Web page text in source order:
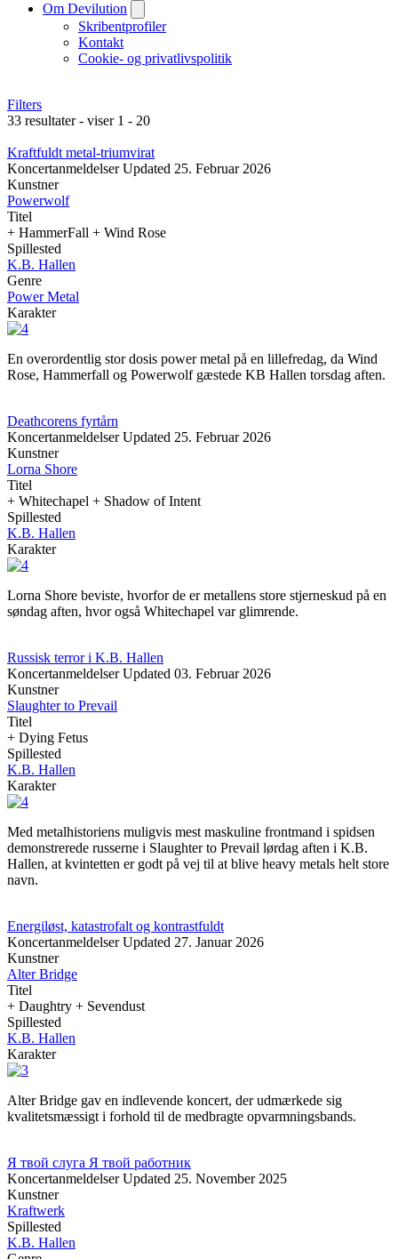
Om Devilution
Skribentprofiler
Kontakt
Cookie- og privatlivspolitik
Filters
33 resultater - viser 1 - 20
Kraftfuldt metal-triumvirat
Koncertanmeldelser Updated 25. Februar 2026
Kunstner
Powerwolf
Titel
+ HammerFall + Wind Rose
Spillested
K.B. Hallen
Genre
Power Metal
Karakter
En overordentlig stor dosis power metal på en lillefredag, da Wind
Rose, Hammerfall og Powerwolf gæstede KB Hallen torsdag aften.
Deathcorens fyrtårn
Koncertanmeldelser Updated 25. Februar 2026
Kunstner
Lorna Shore
Titel
+ Whitechapel + Shadow of Intent
Spillested
K.B. Hallen
Karakter
Lorna Shore beviste, hvorfor de er metallens store stjerneskud på en
søndag aften, hvor også Whitechapel var glimrende.
Russisk terror i K.B. Hallen
Koncertanmeldelser Updated 03. Februar 2026
Kunstner
Slaughter to Prevail
Titel
+ Dying Fetus
Spillested
K.B. Hallen
Karakter
Med metalhistoriens muligvis mest maskuline frontmand i spidsen
demonstrerede russerne i Slaughter to Prevail lørdag aften i K.B.
Hallen, at kvintetten er godt på vej til at blive heavy metals helt store
navn.
Energiløst, katastrofalt og kontrastfuldt
Koncertanmeldelser Updated 27. Januar 2026
Kunstner
Alter Bridge
Titel
+ Daughtry + Sevendust
Spillested
K.B. Hallen
Karakter
Alter Bridge gav en indlevende koncert, der udmærkede sig
kvalitetsmæssigt i forhold til de medbragte opvarmningsbands.
Я твой слуга Я твой работник
Koncertanmeldelser Updated 25. November 2025
Kunstner
Kraftwerk
Spillested
K.B. Hallen